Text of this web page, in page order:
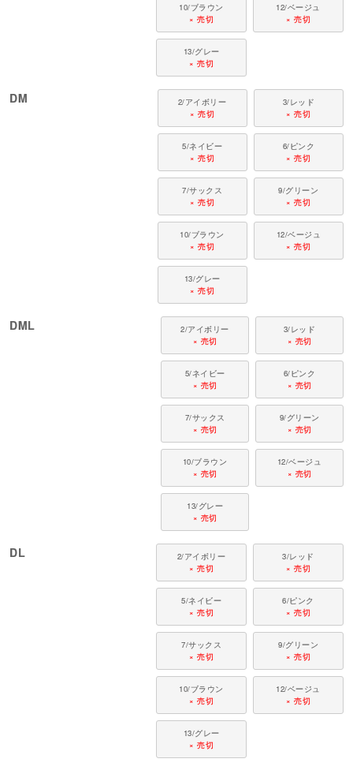
10/ブラウン
× 売切
12/ベージュ
× 売切
13/グレー
× 売切
DM
2/アイボリー
× 売切
3/レッド
× 売切
5/ネイビー
× 売切
6/ピンク
× 売切
7/サックス
× 売切
9/グリーン
× 売切
10/ブラウン
× 売切
12/ベージュ
× 売切
13/グレー
× 売切
DML
2/アイボリー
× 売切
3/レッド
× 売切
5/ネイビー
× 売切
6/ピンク
× 売切
7/サックス
× 売切
9/グリーン
× 売切
10/ブラウン
× 売切
12/ベージュ
× 売切
13/グレー
× 売切
DL
2/アイボリー
× 売切
3/レッド
× 売切
5/ネイビー
× 売切
6/ピンク
× 売切
7/サックス
× 売切
9/グリーン
× 売切
10/ブラウン
× 売切
12/ベージュ
× 売切
13/グレー
× 売切